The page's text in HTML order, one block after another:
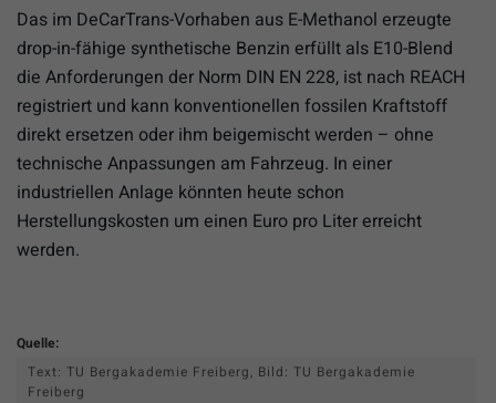
Das im DeCarTrans-Vorhaben aus E-Methanol erzeugte
drop-in-fähige synthetische Benzin erfüllt als E10-Blend
die Anforderungen der Norm DIN EN 228, ist nach REACH
registriert und kann konventionellen fossilen Kraftstoff
direkt ersetzen oder ihm beigemischt werden – ohne
technische Anpassungen am Fahrzeug. In einer
industriellen Anlage könnten heute schon
Herstellungskosten um einen Euro pro Liter erreicht
werden.
Quelle:
Text: TU Bergakademie Freiberg, Bild: TU Bergakademie
Freiberg